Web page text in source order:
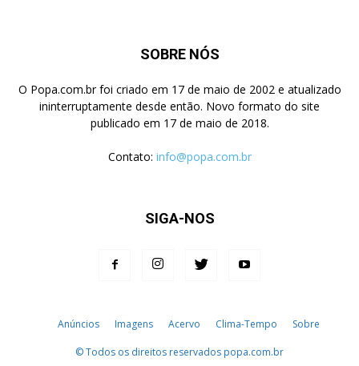
SOBRE NÓS
O Popa.com.br foi criado em 17 de maio de 2002 e atualizado
ininterruptamente desde então. Novo formato do site
publicado em 17 de maio de 2018.
Contato: info@popa.com.br
SIGA-NOS
Anúncios Imagens Acervo Clima-Tempo Sobre
© Todos os direitos reservados popa.com.br